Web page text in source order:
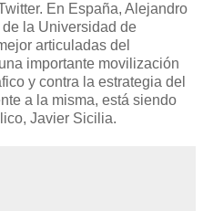
En España, Alejandro
la Universidad de
articuladas del
importante movilización
y contra la estrategia del
a la misma, está siendo
Javier Sicilia.